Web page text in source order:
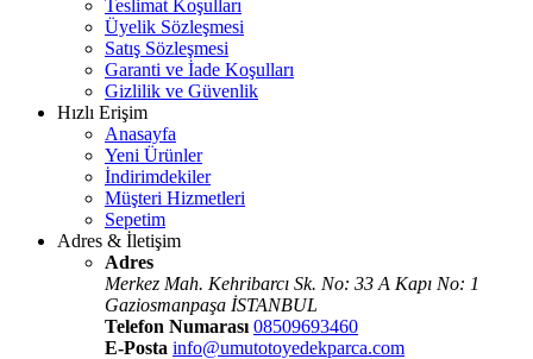
Teslimat Koşulları
Üyelik Sözleşmesi
Satış Sözleşmesi
Garanti ve İade Koşulları
Gizlilik ve Güvenlik
Hızlı Erişim
Anasayfa
Yeni Ürünler
İndirimdekiler
Müşteri Hizmetleri
Sepetim
Adres & İletişim
Adres
Merkez Mah. Kehribarcı Sk. No: 33 A Kapı No: 1
Gaziosmanpaşa İSTANBUL
Telefon Numarası 08509693460
E-Posta info@umutotoyedekparca.com